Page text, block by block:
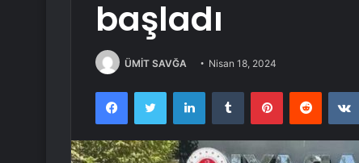
başladı
ÜMİT SAVĞA Nisan 18, 2024
FacebookTwitter LinkedInTumblr PinterestReddit